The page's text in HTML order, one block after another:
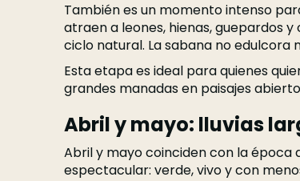
También es un momento intenso
atraen a leones, hienas, guepardos
ciclo natural. La sabana no edulcora
Esta etapa es ideal para quienes
grandes manadas en paisajes
Abril y mayo: lluvias
Abril y mayo coinciden con la época
espectacular: verde, vivo y con